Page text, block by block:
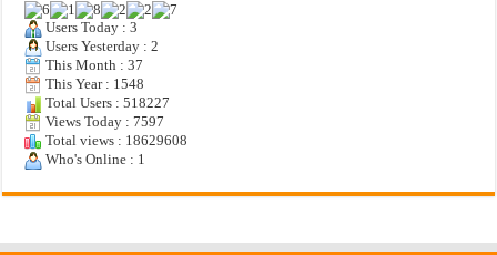
Users Today : 3
Users Yesterday : 2
This Month : 37
This Year : 1548
Total Users : 518227
Views Today : 7597
Total views : 18629608
Who's Online : 1